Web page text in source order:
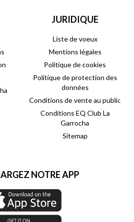
JURIDIQUE
Liste de voeux
Mentions légales
Politique de cookies
Politique de protection des
données
Conditions de vente au public
Conditions EQ Club La
Garrocha
Sitemap
NOTRE APP